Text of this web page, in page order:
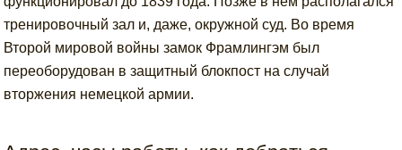
тренировочный зал и, даже, окружной суд. Во время
Второй мировой войны замок Фрамлингэм был
переоборудован в защитный блокпост на случай
вторжения немецкой армии.